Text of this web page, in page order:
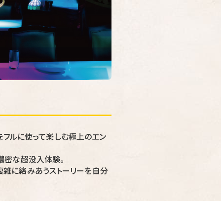
ルに使って楽しむ極上のエン
密な超没入体験。
に絡みあうストーリーを自分